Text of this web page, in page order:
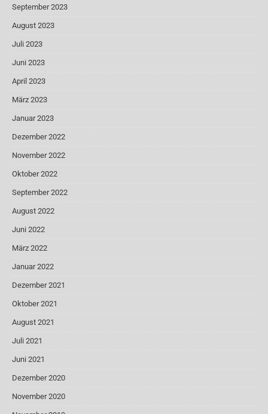
September 2023
August 2023
Juli 2023
Juni 2023
April 2023
März 2023
Januar 2023
Dezember 2022
November 2022
Oktober 2022
September 2022
August 2022
Juni 2022
März 2022
Januar 2022
Dezember 2021
Oktober 2021
August 2021
Juli 2021
Juni 2021
Dezember 2020
November 2020